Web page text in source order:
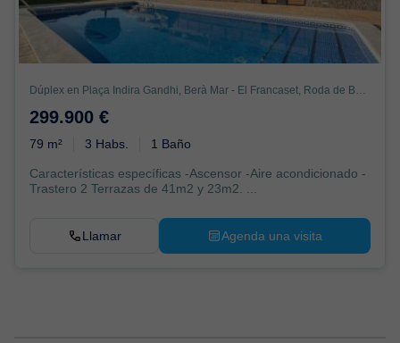
299.900 €
79 m² 3 Habs. 1 Baño
Características específicas -Ascensor -Aire acondicionado -
Llamar Agenda una visita